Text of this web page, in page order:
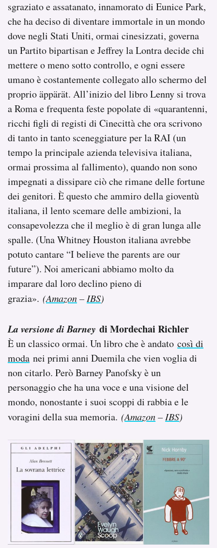
sgraziato e assatanato, innamorato di Eunice Park,
che ha deciso di diventare immortale in un mondo
dove negli Stati Uniti, ormai cinesizzati, governa
un Partito bipartisan e Jeffrey la Lontra decide chi
mettere o meno sotto controllo, e ogni essere
umano è costantemente collegato allo schermo del
proprio äppärät. All’inizio del libro Lenny si trova
a Roma e frequenta feste popolate di «quarantenni,
ricchi figli di registi di Cinecittà che ora scrivono
di tanto in tanto sceneggiature per la RAI (un
tempo la principale azienda televisiva italiana,
ormai prossima al fallimento), quando non sono
impegnati a dissipare ciò che rimane delle fortune
dei genitori. È questo che ammiro della gioventù
italiana, il lento scemare delle ambizioni, la
consapevolezza che il meglio è di gran lunga alle
spalle. (Una Whitney Houston italiana avrebbe
potuto cantare “I believe the parents are our
future”). Noi americani abbiamo molto da
imparare dal loro declino pieno di
grazia». (Amazon–IBS)
La versione di Barney di Mordechai Richler
È un classico ormai. Un libro che è andato così di
moda nei primi anni Duemila che vien voglia di
non citarlo. Però Barney Panofsky è un
personaggio che ha una voce e una visione del
mondo, nonostante i suoi scoppi di rabbia e le
voragini della sua memoria. (Amazon–IBS)